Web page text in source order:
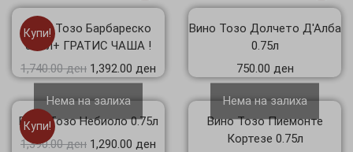
Купи!
Вино Тозо Барбареско
0.75л+ ГРАТИС ЧАША !
1,740.00ден 1,392.00 ден
Вино Тозо Долчето Д'Алба
0.75л
750.00 ден
Купи!
Нема на залиха
Вино Тозо Небиоло 0.75л
1,390.00ден 1,290.00 ден
Нема на залиха
Вино Тозо Пиемонте
Кортезе 0.75л